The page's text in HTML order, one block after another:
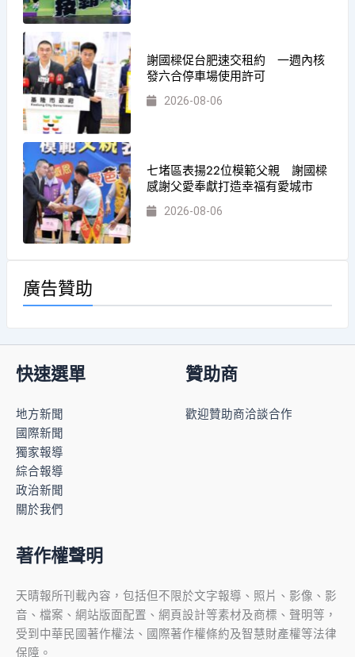
謝國樑促台肥速交租約 一週內核
發六合停車場使用許可
2026-08-06
七堵區表揚22位模範父親 謝國樑
感謝父愛奉獻打造幸福有愛城市
2026-08-06
廣告贊助
快速選單
地方新聞
國際新聞
獨家報導
綜合報導
政治新聞
關於我們
贊助商
歡迎贊助商洽談合作
著作權聲明
天晴報所刊載內容，包括但不限於文字報導、照片、影像、影
音、檔案、網站版面配置、網頁設計等素材及商標、聲明等，
受到中華民國著作權法、國際著作權條約及智慧財產權等法律
保障。